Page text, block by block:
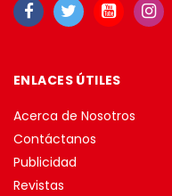
ENLACES ÚTILES
Acerca de Nosotros
Contáctanos
Publicidad
Revistas